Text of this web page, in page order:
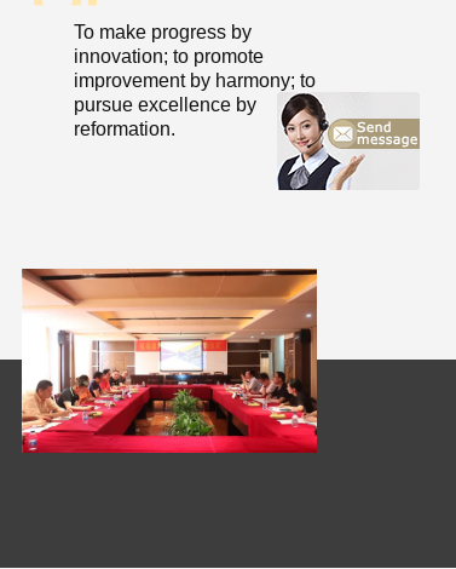
To make progress by
innovation; to promote
improvement by harmony; to
pursue excellence by
reformation.